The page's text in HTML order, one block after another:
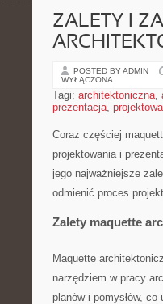
ZALETY I
POSTED BY ADMIN
WYŁĄCZONA
Tagi: architektoniczna,
prezentacja,
Coraz⁣ częściej
projektowania ​i
jego najważniejsze
‍odmienić‍ proces
Zalety maquette
Maquette
narzędziem w pracy
planów i pomysłów,